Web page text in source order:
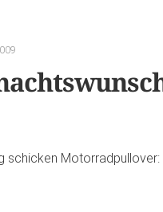
schicken